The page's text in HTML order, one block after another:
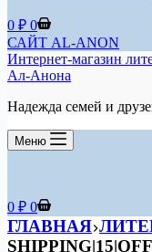
Корзина
0 ₽ 0
САЙТ AL-ANON
Интернет-магазин
Ал-Анона
Надежда семей и
Меню
Корзина
0 ₽ 0
ГЛАВНАЯ